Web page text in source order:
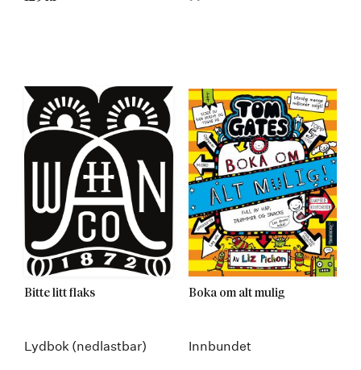
Bitte litt flaks
Lydbok (nedlastbar)
Boka om alt mulig
Innbundet